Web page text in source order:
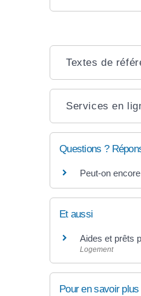
Textes de
Services en
Questions ?
Peut-on
Et aussi
Aides et prêts
Logement
Pour en savoir plus